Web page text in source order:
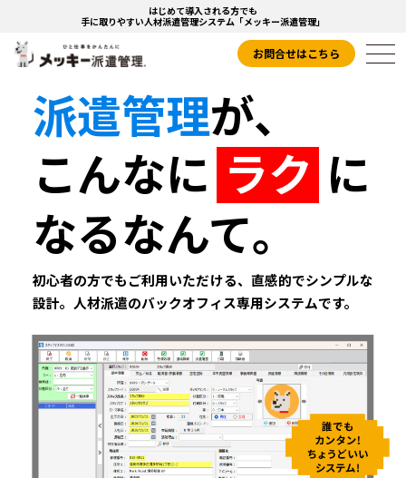
はじめて導入される方でも
手に取りやすい人材派遣管理システム「メッキー派遣管理」
お問合せはこちら
派遣管理が、
こんなに ラク に
なるなんて。
初心者の方でもご利用いただける、 直感的でシンプルな
設計。人材派遣のバックオフィス専用システムです。